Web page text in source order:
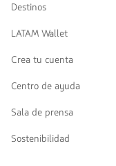
Destinos
LATAM Wallet
Crea tu cuenta
Centro de ayuda
Sala de prensa
Sostenibilidad